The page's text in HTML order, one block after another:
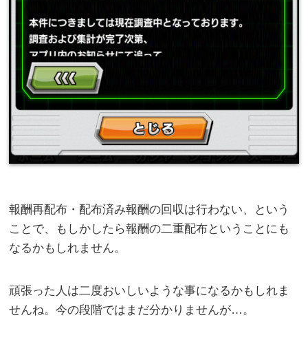
報酬再配布・配布済み報酬の回収は行わない、という
ことで、もしかしたら報酬の二重配布ということにも
なるかもしれません。
頑張った人は二度おいしいような事になるかもしれま
せんね。今の段階ではまだ分かりませんが…。